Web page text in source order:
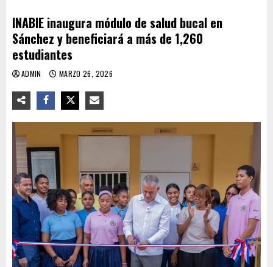
INABIE inaugura módulo de salud bucal en
Sánchez y beneficiará a más de 1,260
estudiantes
ADMIN MARZO 26, 2026